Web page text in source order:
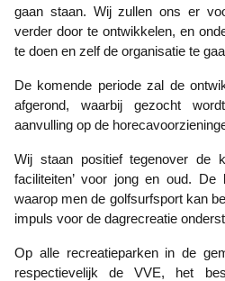
gaan staan. Wij zullen ons er
verder door te ontwikkelen, en
te doen en zelf de organisatie te
De komende periode zal de ontwikkeling van de Tulp worden
afgerond, waarbij gezocht
aanvulling op de
Wij staan positief tegenover de komst van meer ‘elk-weer-
faciliteiten’ voor jong en oud. De
waarop men de golfsurfsport kan
impuls voor de dagrecreatie
Op alle recreatieparken in de gemeente Zeewolde geldt, dat
respectievelijk de VVE, het